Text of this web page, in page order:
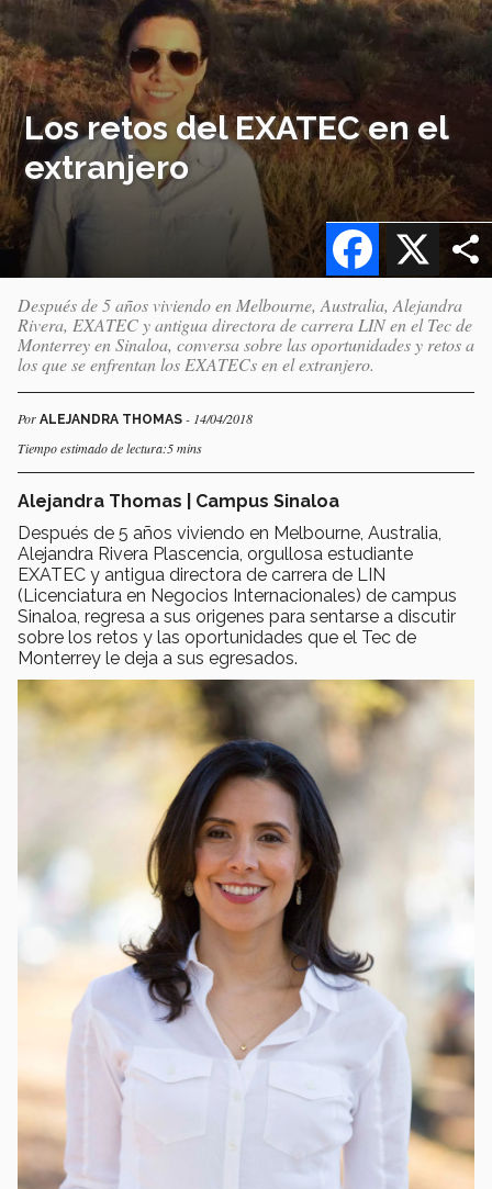
Los retos del EXATEC en el
extranjero
X
Facebook
Después de 5 años viviendo en Melbourne, Australia, Alejandra
Rivera, EXATEC y antigua directora de carrera LIN en el Tec de
Monterrey en Sinaloa, conversa sobre las oportunidades y retos a
los que se enfrentan los EXATECs en el extranjero.
Por ALEJANDRA THOMAS - 14/04/2018
Tiempo estimado de lectura:5 mins
Alejandra Thomas | Campus Sinaloa
Después de 5 años viviendo en Melbourne, Australia,
Alejandra Rivera Plascencia, orgullosa estudiante
EXATEC y antigua directora de carrera de LIN
(Licenciatura en Negocios Internacionales) de campus
Sinaloa, regresa a sus origenes para sentarse a discutir
sobre los retos y las oportunidades que el Tec de
Monterrey le deja a sus egresados.